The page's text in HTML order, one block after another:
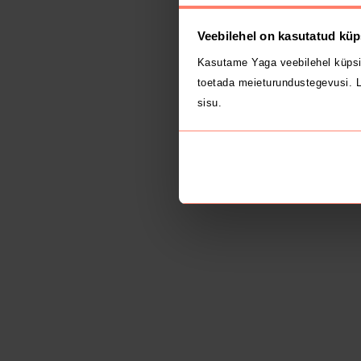
Veebilehel on kasutatud
Kasutame Yaga veebilehel
toetada meieturundustegevusi.
sisu.